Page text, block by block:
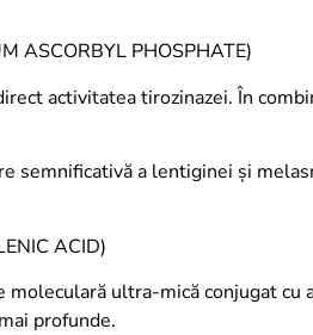
ASCORBYL PHOSPHATE)
activitatea tirozinazei. În
semnificativă a lentiginei și
ACID)
ultra-mică conjugat
profunde.